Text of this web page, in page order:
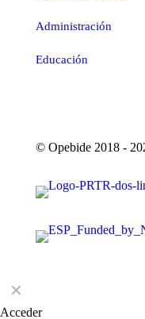
Administración
Educación
© Opebide 2018 -
✕
Acceder